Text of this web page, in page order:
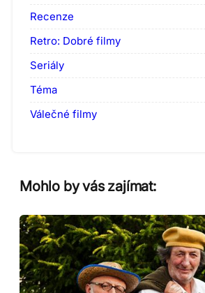
Recenze
Retro: Dobré filmy
Seriály
Téma
Válečné filmy
Mohlo by vás zajímat: